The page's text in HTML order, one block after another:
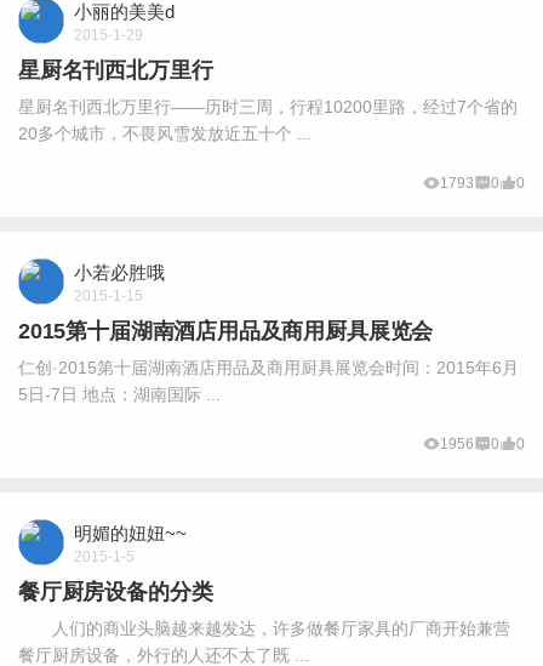
小丽的美美d
2015-1-29
星厨名刊西北万里行
星厨名刊西北万里行——历时三周，行程10200里路，经过7个省的
20多个城市，不畏风雪发放近五十个 ...
1793 0 0
小若必胜哦
2015-1-15
2015第十届湖南酒店用品及商用厨具展览会
仁创·2015第十届湖南酒店用品及商用厨具展览会时间：2015年6月
5日-7日 地点：湖南国际 ...
1956 0 0
明媚的妞妞~~
2015-1-5
餐厅厨房设备的分类
人们的商业头脑越来越发达，许多做餐厅家具的厂商开始兼营
餐厅厨房设备，外行的人还不太了既 ...